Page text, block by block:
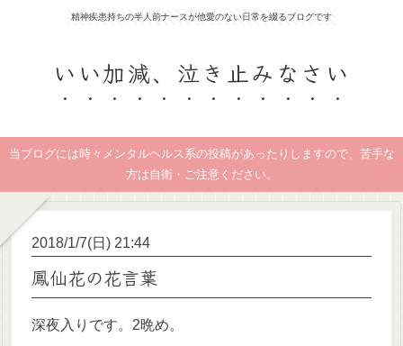
精神疾患持ちの半人前ナースが他愛のない日常を綴るブログです
いい加減、泣き止みなさい
当ブログには時々メンタルヘルス系の投稿があったりしますので、苦手な
方は自衛・ご注意ください。
2018/1/7(日) 21:44
鳳仙花の花言葉
深夜入りです。2晩め。